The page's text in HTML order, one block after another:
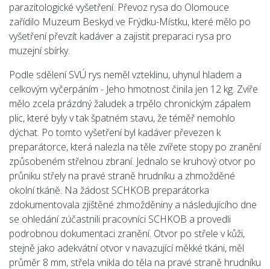
parazitologické vyšetření. Převoz rysa do Olomouce
zařídilo Muzeum Beskyd ve Frýdku-Místku, které mělo po
vyšetření převzít kadáver a zajistit preparaci rysa pro
muzejní sbírky.
Podle sdělení SVÚ rys neměl vzteklinu, uhynul hladem a
celkovým vyčerpáním - Jeho hmotnost činila jen 12 kg. Zvíře
mělo zcela prázdný žaludek a trpělo chronickým zápalem
plic, které byly v tak špatném stavu, že téměř nemohlo
dýchat. Po tomto vyšetření byl kadáver převezen k
preparátorce, která nalezla na těle zvířete stopy po zranění
způsobeném střelnou zbraní. Jednalo se kruhový otvor po
průniku střely na pravé straně hrudníku a zhmožděné
okolní tkáně. Na žádost SCHKOB preparátorka
zdokumentovala zjištěné zhmožděniny a následujícího dne
se ohledání zúčastnili pracovníci SCHKOB a provedli
podrobnou dokumentaci zranění. Otvor po střele v kůži,
stejně jako adekvátní otvor v navazující měkké tkáni, měl
průměr 8 mm, střela vnikla do těla na pravé straně hrudníku